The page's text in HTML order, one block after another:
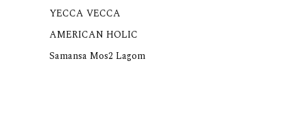
YECCA VECCA
AMERICAN HOLIC
Samansa Mos2 Lagom